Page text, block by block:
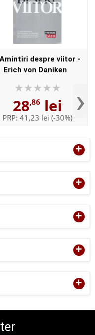
+
+
Amintiri despre viitor -
Erich von Daniken
28,86 lei
PRP: 41,23 lei (-30%) ›
+
+
+